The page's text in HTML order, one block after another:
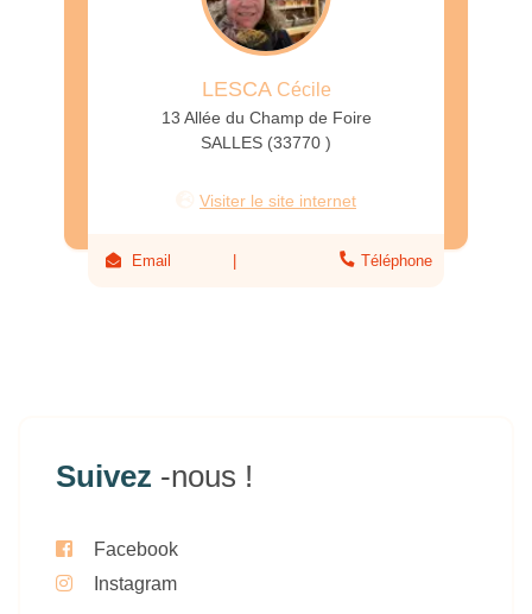
LESCACécile
13 Allée du Champ de Foire
SALLES (33770 )
Visiter le site internet
Email Téléphone
Suivez -nous !
Facebook
Instagram